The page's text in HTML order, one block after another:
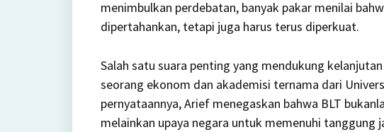
menimbulkan perdebatan, banyak pakar menilai
dipertahankan, tetapi juga harus terus diperkuat.
Salah satu suara penting yang mendukung
seorang ekonom dan akademisi ternama dari
pernyataannya, Arief menegaskan bahwa BLT
melainkan upaya negara untuk memenuhi tanggung